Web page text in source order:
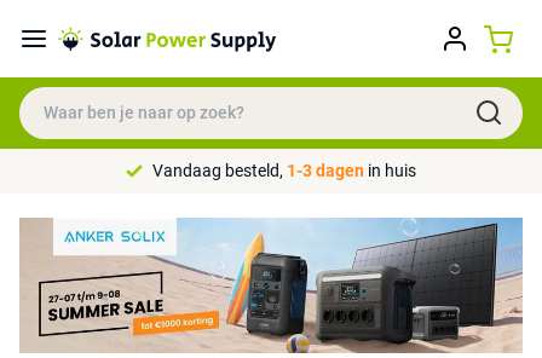
Vandaag besteld, 1-3 dagen in huis